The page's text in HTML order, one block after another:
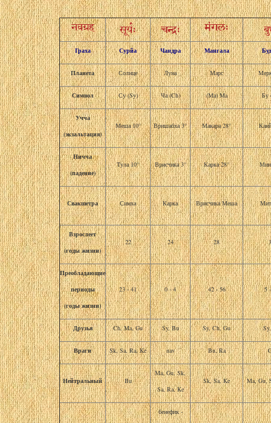
नवग्रह सूर्यः चन्द्रः मंगलः
Граха Сурйа Чандра Мангала
Планета Солнце Луна Марс
Символ Су (Sy) Ча (Ch) (Ма) Ma Бу
Учча
(экзальтация)
Меша 10° Вришабха 3° Макара 28°
Ничча
(падение)
Тула 10° Врисчика 3° Карка 28°
Свакшетра Симха Карка Врисчика Меша
Взрослеет
(годы жизни)
22 24 28
Преобладающие
периоды
(годы жизни)
23 - 41 0 - 4 42 - 56 5
Друзья Ch, Ma, Gu Sy, Bu Sy, Ch, Gu
Враги Sk, Sa, Ra, Ke nav Bu, Ra
Нейтральный Bu
Ma, Gu, Sk,
Sa, Ra, Ke
Sk, Sa, Ke Ma, Gu,
бенефик -